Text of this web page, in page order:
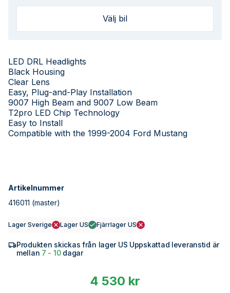
Välj bil
LED DRL Headlights
Black Housing
Clear Lens
Easy, Plug-and-Play Installation
9007 High Beam and 9007 Low Beam
T2pro LED Chip Technology
Easy to Install
Compatible with the 1999-2004 Ford Mustang
Artikelnummer
416011 (master)
Lager Sverige Lager US Fjärrlager US
Produkten skickas från lager US Uppskattad leveranstid är
mellan 7 - 10dagar
4 530 kr